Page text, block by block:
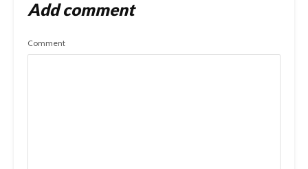
Add comment
Comment